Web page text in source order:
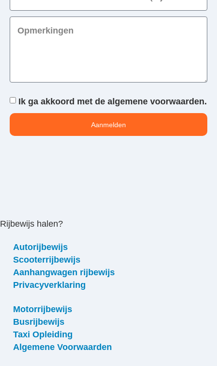
Ik ga akkoord met de algemene voorwaarden.
Aanmelden
Rijbewijs halen?
Autorijbewijs
Scooterrijbewijs
Aanhangwagen rijbewijs
Privacyverklaring
Motorrijbewijs
Busrijbewijs
Taxi Opleiding
Algemene Voorwaarden